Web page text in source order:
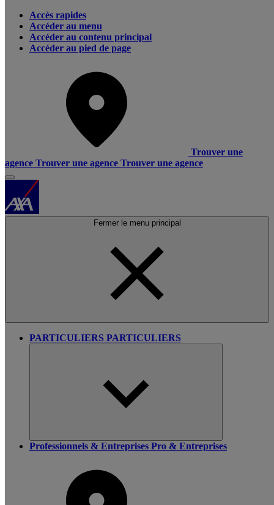
Accès rapides
Accéder au menu
Accéder au contenu principal
Accéder au pied de page
Trouver une
agence Trouver une agence Trouver une agence
Fermer le menu principal
PARTICULIERS PARTICULIERS
Professionnels & Entreprises Pro & Entreprises